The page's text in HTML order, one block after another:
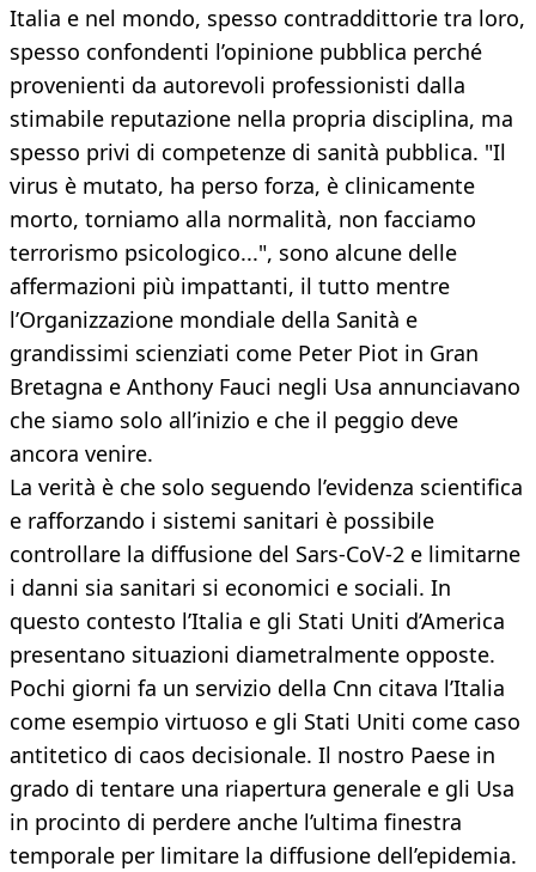
Italia e nel mondo, spesso contraddittorie tra loro,
spesso confondenti l’opinione pubblica perché
provenienti da autorevoli professionisti dalla
stimabile reputazione nella propria disciplina, ma
spesso privi di competenze di sanità pubblica. "Il
virus è mutato, ha perso forza, è clinicamente
morto, torniamo alla normalità, non facciamo
terrorismo psicologico...", sono alcune delle
affermazioni più impattanti, il tutto mentre
l’Organizzazione mondiale della Sanità e
grandissimi scienziati come Peter Piot in Gran
Bretagna e Anthony Fauci negli Usa annunciavano
che siamo solo all’inizio e che il peggio deve
ancora venire.
La verità è che solo seguendo l’evidenza scientifica
e rafforzando i sistemi sanitari è possibile
controllare la diffusione del Sars-CoV-2 e limitarne
i danni sia sanitari si economici e sociali. In
questo contesto l’Italia e gli Stati Uniti d’America
presentano situazioni diametralmente opposte.
Pochi giorni fa un servizio della Cnn citava l’Italia
come esempio virtuoso e gli Stati Uniti come caso
antitetico di caos decisionale. Il nostro Paese in
grado di tentare una riapertura generale e gli Usa
in procinto di perdere anche l’ultima finestra
temporale per limitare la diffusione dell’epidemia.